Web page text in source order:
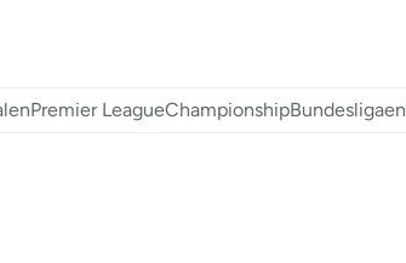
Premier LeagueChampionshipBundesligaen